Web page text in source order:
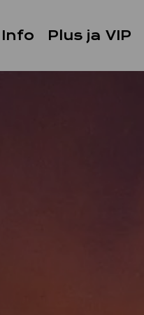
Info Plus ja VIP